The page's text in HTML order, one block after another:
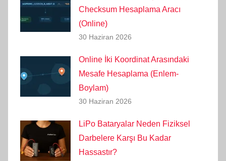
Checksum Hesaplama Aracı
(Online)
30 Haziran 2026
Online İki Koordinat Arasındaki
Mesafe Hesaplama (Enlem-
Boylam)
30 Haziran 2026
LiPo Bataryalar Neden Fiziksel
Darbelere Karşı Bu Kadar
Hassastır?